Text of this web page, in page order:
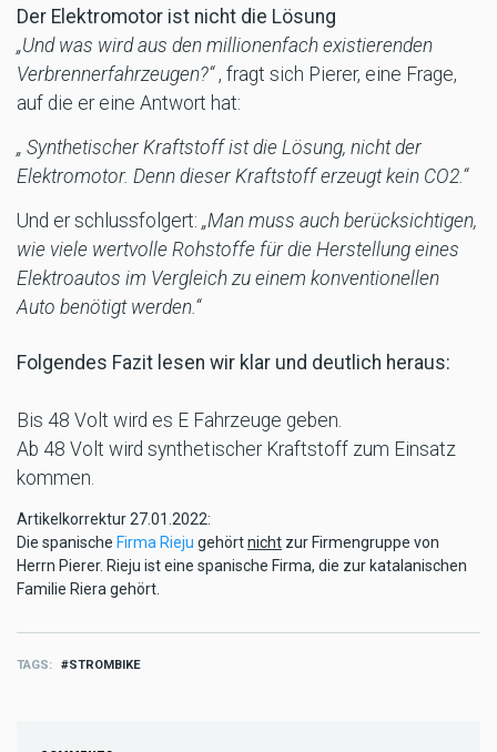
Der Elektromotor ist nicht die Lösung
„Und was wird aus den millionenfach existierenden
Verbrennerfahrzeugen?“ , fragt sich Pierer, eine Frage,
auf die er eine Antwort hat:
„ Synthetischer Kraftstoff ist die Lösung, nicht der
Elektromotor. Denn dieser Kraftstoff erzeugt kein CO2.“
Und er schlussfolgert: „Man muss auch berücksichtigen,
wie viele wertvolle Rohstoffe für die Herstellung eines
Elektroautos im Vergleich zu einem konventionellen
Auto benötigt werden.“
Folgendes Fazit lesen wir klar und deutlich heraus:
Bis 48 Volt wird es E Fahrzeuge geben.
Ab 48 Volt wird synthetischer Kraftstoff zum Einsatz
kommen.
Artikelkorrektur 27.01.2022:
Die spanische Firma Rieju gehörtnicht zur Firmengruppe von
Herrn Pierer. Rieju ist eine spanische Firma, die zur katalanischen
Familie Riera gehört.
TAGS STROMBIKE